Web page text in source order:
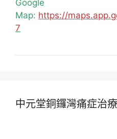
Google
Map: https://
7
中元堂銅鑼灣痛症治